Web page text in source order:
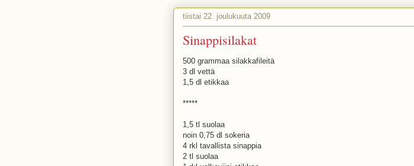
tiistai 22. joulukuuta 2009
Sinappisilakat
500 grammaa silakkafileitä
3 dl vettä
1,5 dl etikkaa
*****
1,5 tl suolaa
noin 0,75 dl sokeria
4 rkl tavallista sinappia
2 tl suolaa